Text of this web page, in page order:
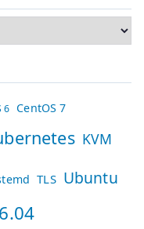
6 CentOS 7
KVM
TLS Ubuntu